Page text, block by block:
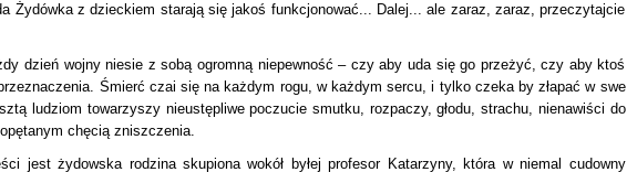
Żydówka z dzieckiem starają się jakoś funkcjonować... Dalej... ale zaraz, zaraz, przeczytajcie
dzień wojny niesie z sobą ogromną niepewność – czy aby uda się go przeżyć, czy aby ktoś
Śmierć czai się na każdym rogu, w każdym sercu, i tylko czeka by złapać w swe
ludziom towarzyszy nieustępliwe poczucie smutku, rozpaczy, głodu, strachu, nienawiści do
chęcią zniszczenia.
jest żydowska rodzina skupiona wokół byłej profesor Katarzyny, która w niemal cudowny